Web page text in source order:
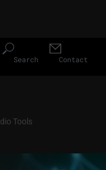
Search Contact
Tools